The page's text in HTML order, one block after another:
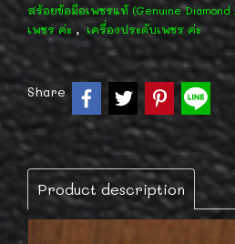
สร้อยข้อมือเพชรแท้ (Genuine
เพชร ค่ะ , เครื่องประดับเพชร ค่ะ
Share
Product description